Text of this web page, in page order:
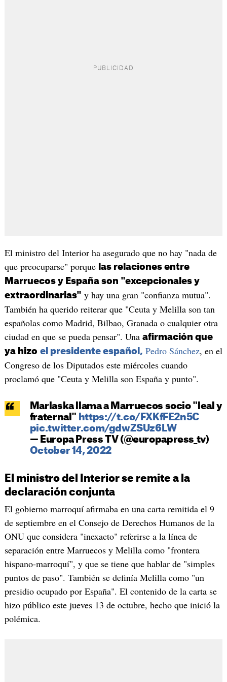
El ministro del Interior ha asegurado que no hay "nada de
que preocuparse" porque las relaciones entre
Marruecos y España son "excepcionales y
extraordinarias" y hay una gran "confianza mutua".
También ha querido reiterar que "Ceuta y Melilla son tan
españolas como Madrid, Bilbao, Granada o cualquier otra
ciudad en que se pueda pensar". Una afirmación que
ya hizo el presidente español, Pedro Sánchez, en el
Congreso de los Diputados este miércoles cuando
proclamó que "Ceuta y Melilla son España y punto".
Marlaska llama a Marruecos socio "leal y
fraternal" https://t.co/FXKfFE2n5C
pic.twitter.com/gdwZSUz6LW
— Europa Press TV (@europapress_tv)
October 14, 2022
El ministro del Interior se remite a la
declaración conjunta
El gobierno marroquí afirmaba en una carta remitida el 9
de septiembre en el Consejo de Derechos Humanos de la
ONU que considera "inexacto" referirse a la línea de
separación entre Marruecos y Melilla como "frontera
hispano-marroquí", y que se tiene que hablar de "simples
puntos de paso". También se definía Melilla como "un
presidio ocupado por España". El contenido de la carta se
hizo público este jueves 13 de octubre, hecho que inició la
polémica.